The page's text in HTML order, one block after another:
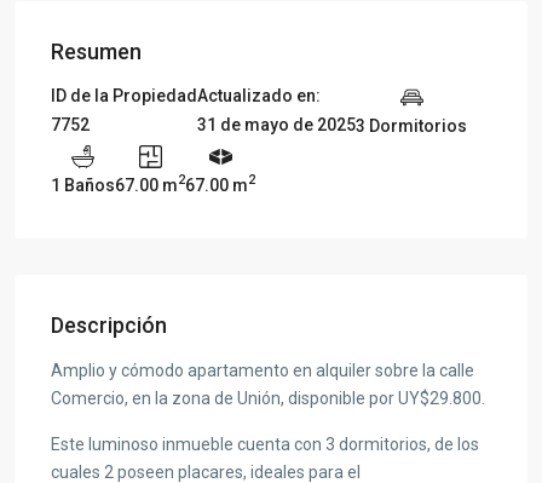
Resumen
ID de la Propiedad
7752
Actualizado en:
31 de mayo de 20253 Dormitorios
1 Baños67.00 m267.00 m2
Descripción
Amplio y cómodo apartamento en alquiler sobre la calle
Comercio, en la zona de Unión, disponible por UY$29.800.
Este luminoso inmueble cuenta con 3 dormitorios, de los
cuales 2 poseen placares, ideales para el